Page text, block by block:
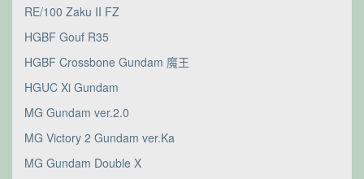
RE/100 Zaku II FZ
HGBF Gouf R35
HGBF Crossbone Gundam 魔王
HGUC Xi Gundam
MG Gundam ver.2.0
MG Victory 2 Gundam ver.Ka
MG Gundam Double X